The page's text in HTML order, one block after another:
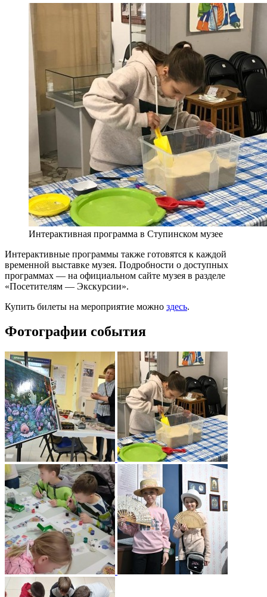
Интерактивная программа в Ступинском музее
Интерактивные программы также готовятся к каждой
временной выставке музея. Подробности о доступных
программах — на официальном сайте музея в разделе
«Посетителям — Экскурсии».
Купить билеты на мероприятие можно здесь.
Фотографии события